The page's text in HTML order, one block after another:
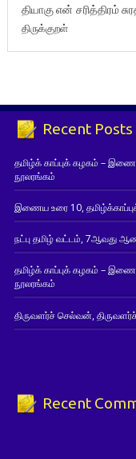
தியாகுஎன் சரித்திரம்
திருக்குறள்
Recent Posts
தமிழ்க் காப்புக் கழகம் –
நூலரங்கம்
இணைய உரை 10,
நட்பு தமிழ் வட்டம், 7ஆவது
தமிழ்க் காப்புக் கழகம் –
நூலரங்கம்
திருவளர்ச் செல்வன்,
Recent